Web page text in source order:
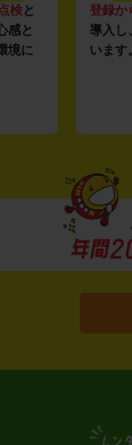
検と
感と
境に
登録か
導入し
います